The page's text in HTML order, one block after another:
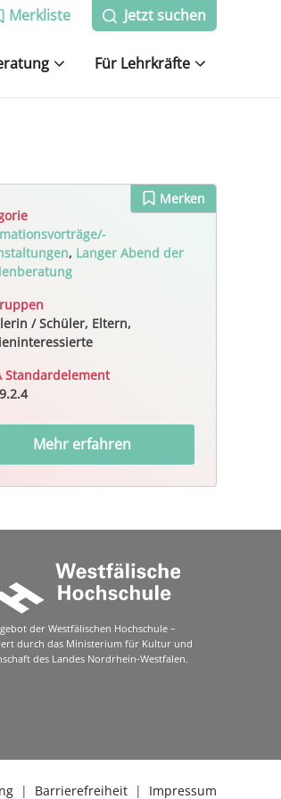
Merkliste Jetzt suchen
Für Lehrkräfte
Merken
, Langer Abend der
/ Schüler, Eltern,
Standardelement
Mehr erfahren
der Westfälischen Hochschule –
durch das Ministerium für Kultur und
des Landes Nordrhein-Westfalen.
| Barrierefreiheit | Impressum